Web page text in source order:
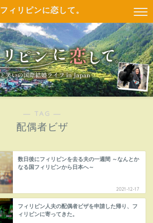
フィリピンに恋して。
― TAG ―
配偶者ビザ
数日後にフィリピンを去る夫の一週間 ～なんとか
なる国フィリピンから日本へ～
2021-12-17
フィリピン人夫の配偶者ビザを申請した帰り、フ
ィリピンに寄ってきた。